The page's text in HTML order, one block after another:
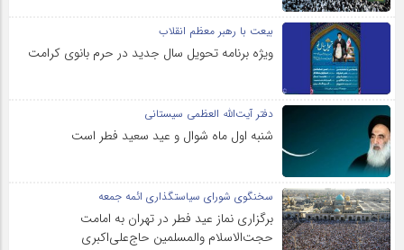
بیعت با رهبر معظم انقلاب
ویژه برنامه تحویل سال جدید در حرم بانوی کرامت
دفتر آیت‌الله العظمی سیستانی
شنبه اول ماه شوال و عید سعید فطر است
سخنگوی شورای سیاستگذاری ائمه جمعه
برگزاری نماز عید فطر در تهران به امامت
حجت‌الاسلام والمسلمین حاج‌علی‌اکبری